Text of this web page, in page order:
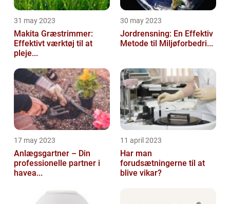
31 may 2023
Makita Græstrimmer:
Effektivt værktøj til at
pleje...
30 may 2023
Jordrensning: En Effektiv
Metode til Miljøforbedri...
17 may 2023
Anlægsgartner – Din
professionelle partner i
havea...
11 april 2023
Har man
forudsætningerne til at
blive vikar?